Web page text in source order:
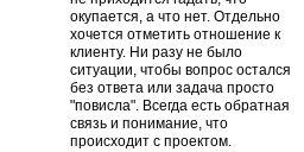
окупается, а что нет. Отдельно
хочется отметить отношение к
клиенту. Ни разу не было
ситуации, чтобы вопрос остался
без ответа или задача просто
"повисла". Всегда есть обратная
связь и понимание, что
происходит с проектом.